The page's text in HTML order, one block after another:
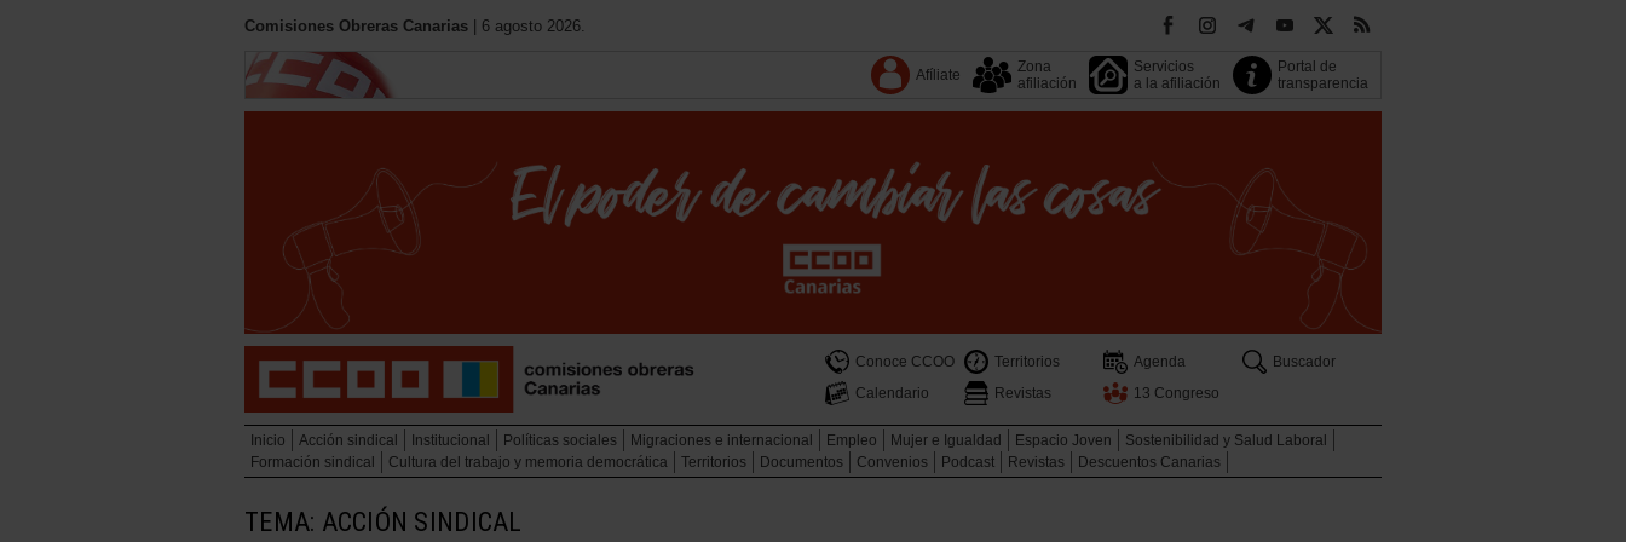
Comisiones Obreras Canarias | 6 agosto 2026.
Afíliate
Zona
afiliación
Servicios
a la afiliación
Portal de
transparencia
Conoce CCOO Territorios Agenda
Buscador
Calendario
Revistas 13 Congreso
Inicio Acción sindical Institucional Políticas sociales Migraciones e internacional Empleo Mujer e Igualdad Espacio Joven
Sostenibilidad y Salud Laboral
Formación sindical
Cultura del trabajo y memoria democrática Territorios Documentos Convenios Podcast Revistas Descuentos Canarias
TEMA: ACCIÓN SINDICAL